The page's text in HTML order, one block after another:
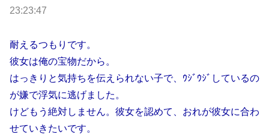
23:23:47
耐えるつもりです。
彼女は俺の宝物だから。
はっきりと気持ちを伝えられない子で、ｳｼﾞｳｼﾞしているの
が嫌で浮気に逃げました。
けどもう絶対しません。彼女を認めて、おれが彼女に合わ
せていきたいです。